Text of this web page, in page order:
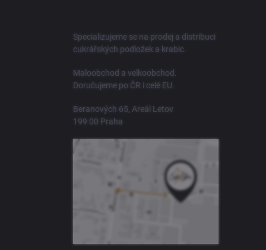
Specializujeme se na prodej a distribuci
cukrářských podložek a krabic.
Maloobchod a velkoobchod.
Doručujeme po ČR i celé EU.
Beranových 65, Areál Letov
199 00 Praha